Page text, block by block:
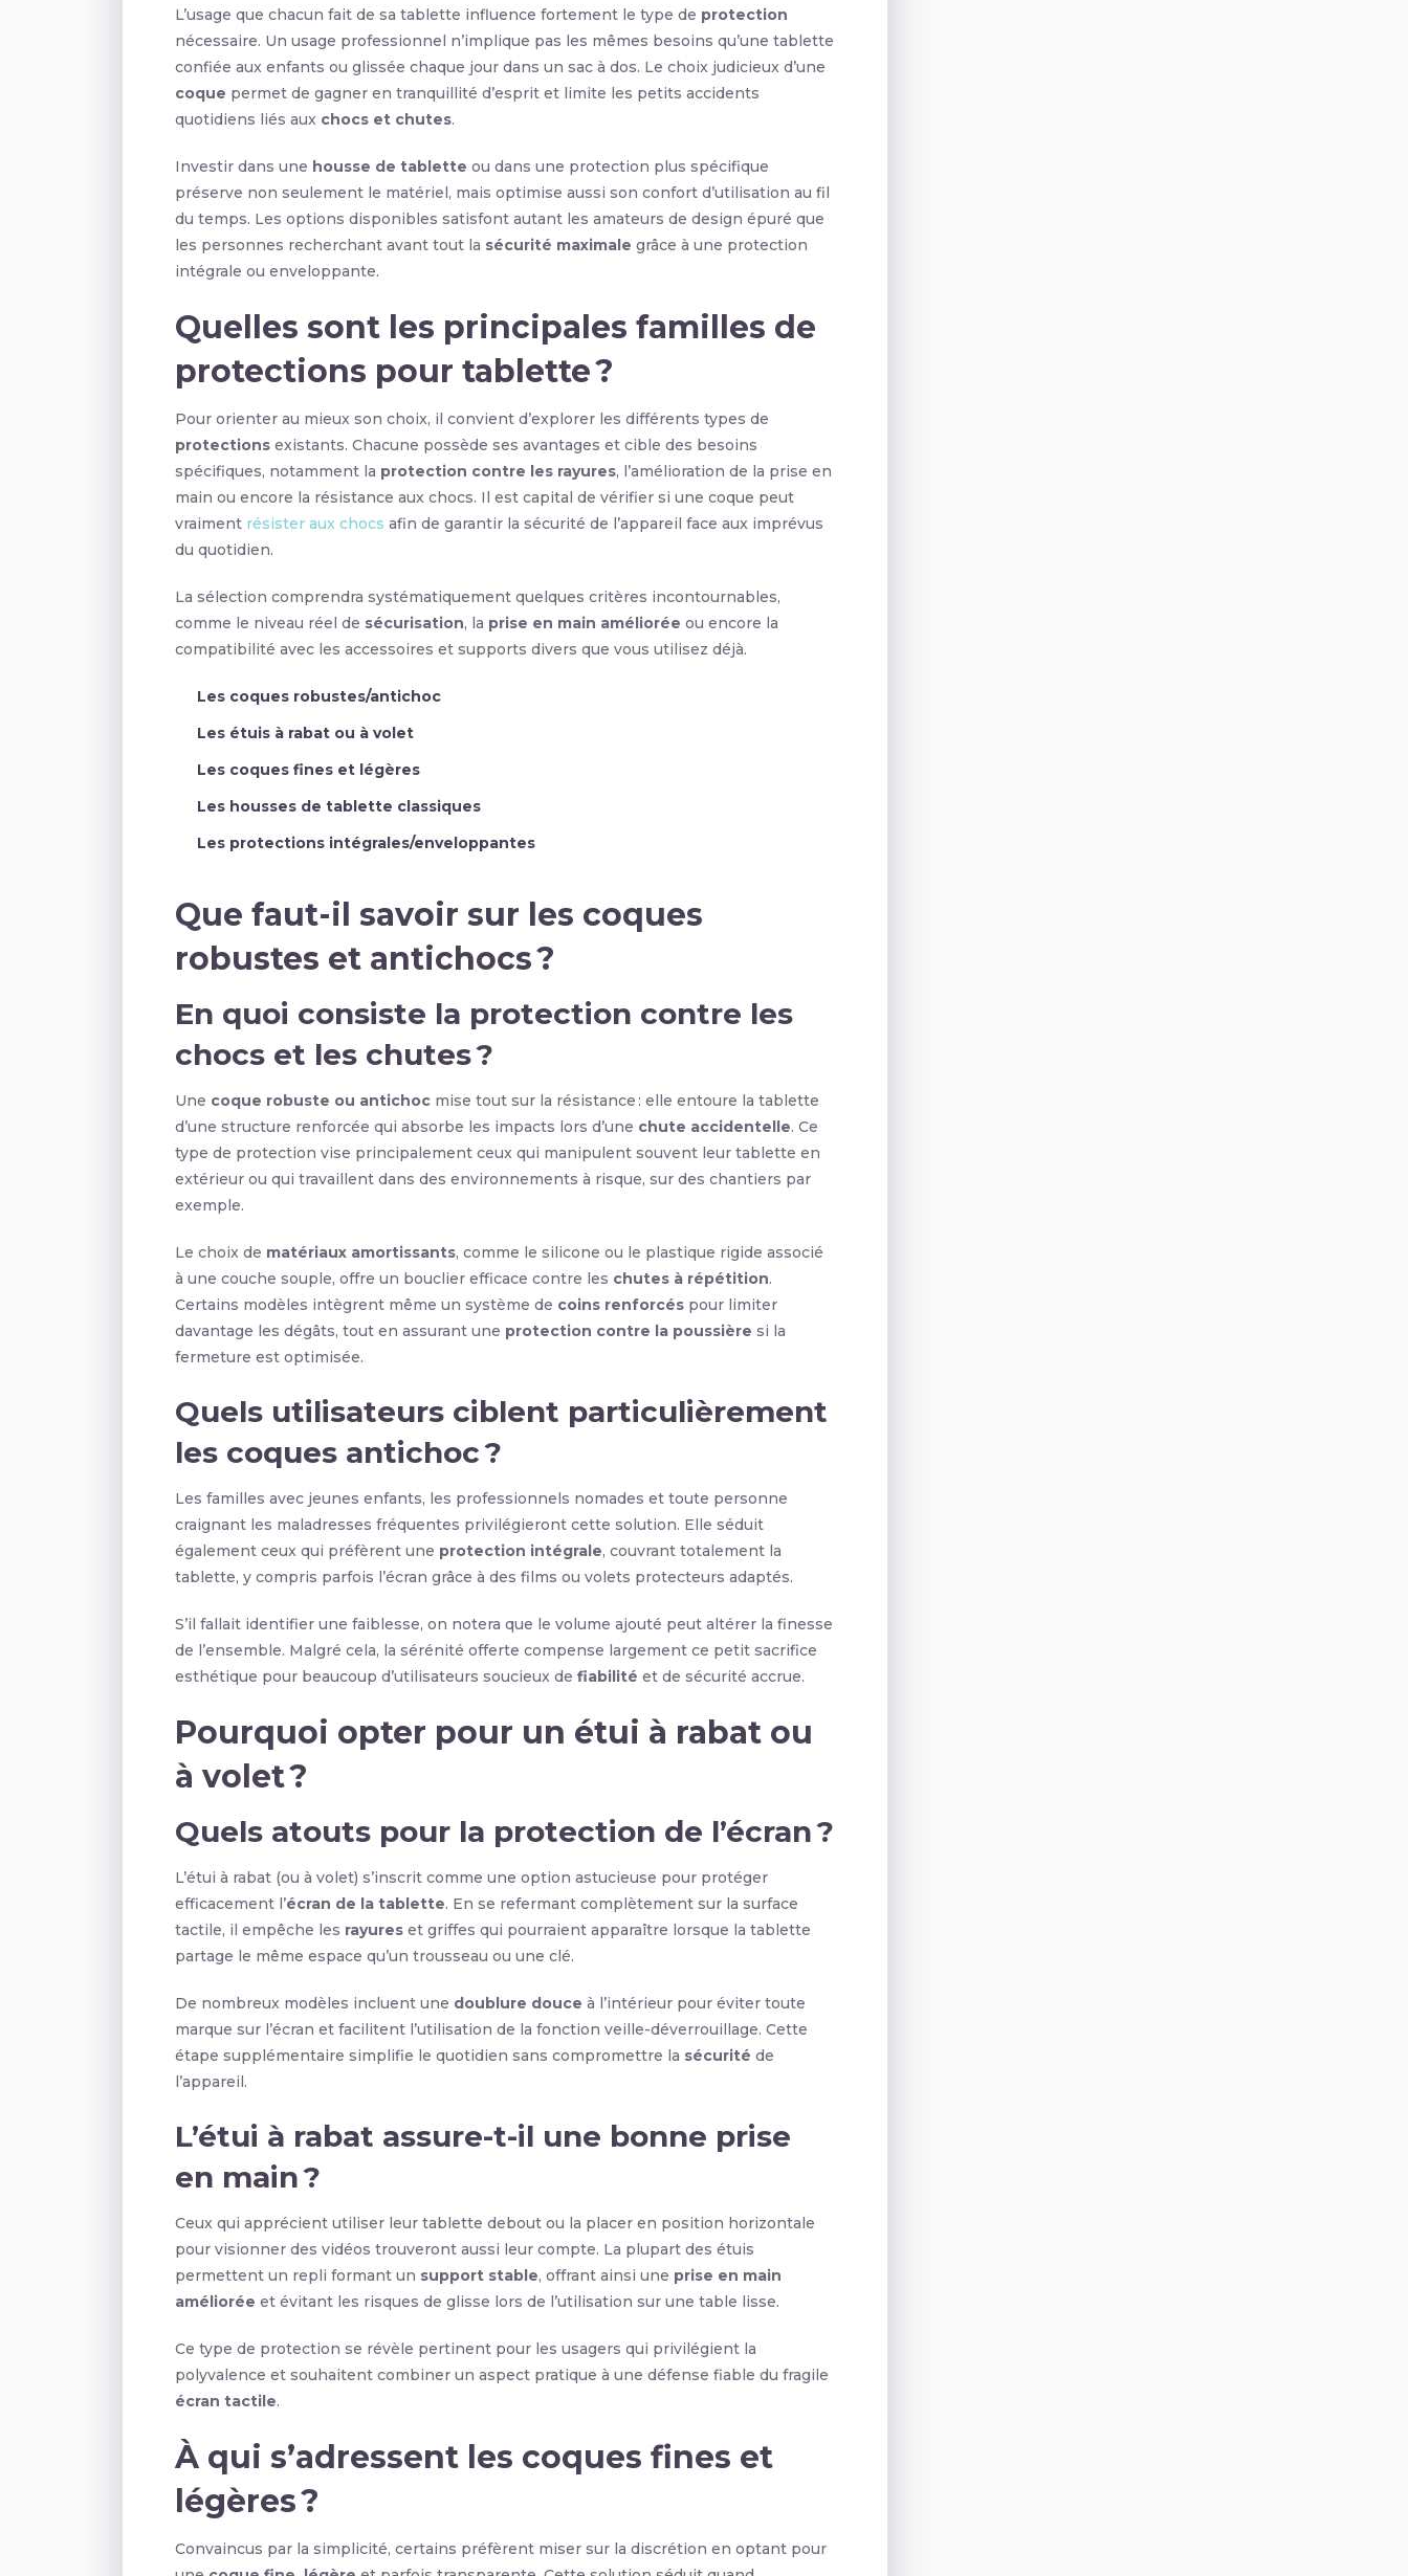
L’usage que chacun fait de sa tablette influence fortement le type de protection
nécessaire. Un usage professionnel n’implique pas les mêmes besoins qu’une tablette
confiée aux enfants ou glissée chaque jour dans un sac à dos. Le choix judicieux d’une
coque permet de gagner en tranquillité d’esprit et limite les petits accidents
quotidiens liés aux chocs et chutes.
Investir dans une housse de tablette ou dans une protection plus spécifique
préserve non seulement le matériel, mais optimise aussi son confort d’utilisation au fil
du temps. Les options disponibles satisfont autant les amateurs de design épuré que
les personnes recherchant avant tout la sécurité maximale grâce à une protection
intégrale ou enveloppante.
Quelles sont les principales familles de
protections pour tablette ?
Pour orienter au mieux son choix, il convient d’explorer les différents types de
protections existants. Chacune possède ses avantages et cible des besoins
spécifiques, notamment la protection contre les rayures, l’amélioration de la prise en
main ou encore la résistance aux chocs. Il est capital de vérifier si une coque peut
vraiment résister aux chocs afin de garantir la sécurité de l’appareil face aux imprévus
du quotidien.
La sélection comprendra systématiquement quelques critères incontournables,
comme le niveau réel de sécurisation, la prise en main améliorée ou encore la
compatibilité avec les accessoires et supports divers que vous utilisez déjà.
Les coques robustes/antichoc
Les étuis à rabat ou à volet
Les coques fines et légères
Les housses de tablette classiques
Les protections intégrales/enveloppantes
Que faut-il savoir sur les coques
robustes et antichocs ?
En quoi consiste la protection contre les
chocs et les chutes ?
Une coque robuste ou antichoc mise tout sur la résistance : elle entoure la tablette
d’une structure renforcée qui absorbe les impacts lors d’une chute accidentelle. Ce
type de protection vise principalement ceux qui manipulent souvent leur tablette en
extérieur ou qui travaillent dans des environnements à risque, sur des chantiers par
exemple.
Le choix de matériaux amortissants, comme le silicone ou le plastique rigide associé
à une couche souple, offre un bouclier efficace contre les chutes à répétition.
Certains modèles intègrent même un système de coins renforcés pour limiter
davantage les dégâts, tout en assurant une protection contre la poussière si la
fermeture est optimisée.
Quels utilisateurs ciblent particulièrement
les coques antichoc ?
Les familles avec jeunes enfants, les professionnels nomades et toute personne
craignant les maladresses fréquentes privilégieront cette solution. Elle séduit
également ceux qui préfèrent une protection intégrale, couvrant totalement la
tablette, y compris parfois l’écran grâce à des films ou volets protecteurs adaptés.
S’il fallait identifier une faiblesse, on notera que le volume ajouté peut altérer la finesse
de l’ensemble. Malgré cela, la sérénité offerte compense largement ce petit sacrifice
esthétique pour beaucoup d’utilisateurs soucieux de fiabilité et de sécurité accrue.
Pourquoi opter pour un étui à rabat ou
à volet ?
Quels atouts pour la protection de l’écran ?
L’étui à rabat (ou à volet) s’inscrit comme une option astucieuse pour protéger
efficacement l’écran de la tablette. En se refermant complètement sur la surface
tactile, il empêche les rayures et griffes qui pourraient apparaître lorsque la tablette
partage le même espace qu’un trousseau ou une clé.
De nombreux modèles incluent une doublure douce à l’intérieur pour éviter toute
marque sur l’écran et facilitent l’utilisation de la fonction veille-déverrouillage. Cette
étape supplémentaire simplifie le quotidien sans compromettre la sécurité de
l’appareil.
L’étui à rabat assure-t-il une bonne prise
en main ?
Ceux qui apprécient utiliser leur tablette debout ou la placer en position horizontale
pour visionner des vidéos trouveront aussi leur compte. La plupart des étuis
permettent un repli formant un support stable, offrant ainsi une prise en main
améliorée et évitant les risques de glisse lors de l’utilisation sur une table lisse.
Ce type de protection se révèle pertinent pour les usagers qui privilégient la
polyvalence et souhaitent combiner un aspect pratique à une défense fiable du fragile
écran tactile.
À qui s’adressent les coques fines et
légères ?
Convaincus par la simplicité, certains préfèrent miser sur la discrétion en optant pour